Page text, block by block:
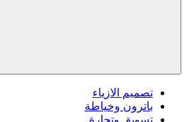
تصميم الازياء
باترون وخياطة
تسويق وتجارة